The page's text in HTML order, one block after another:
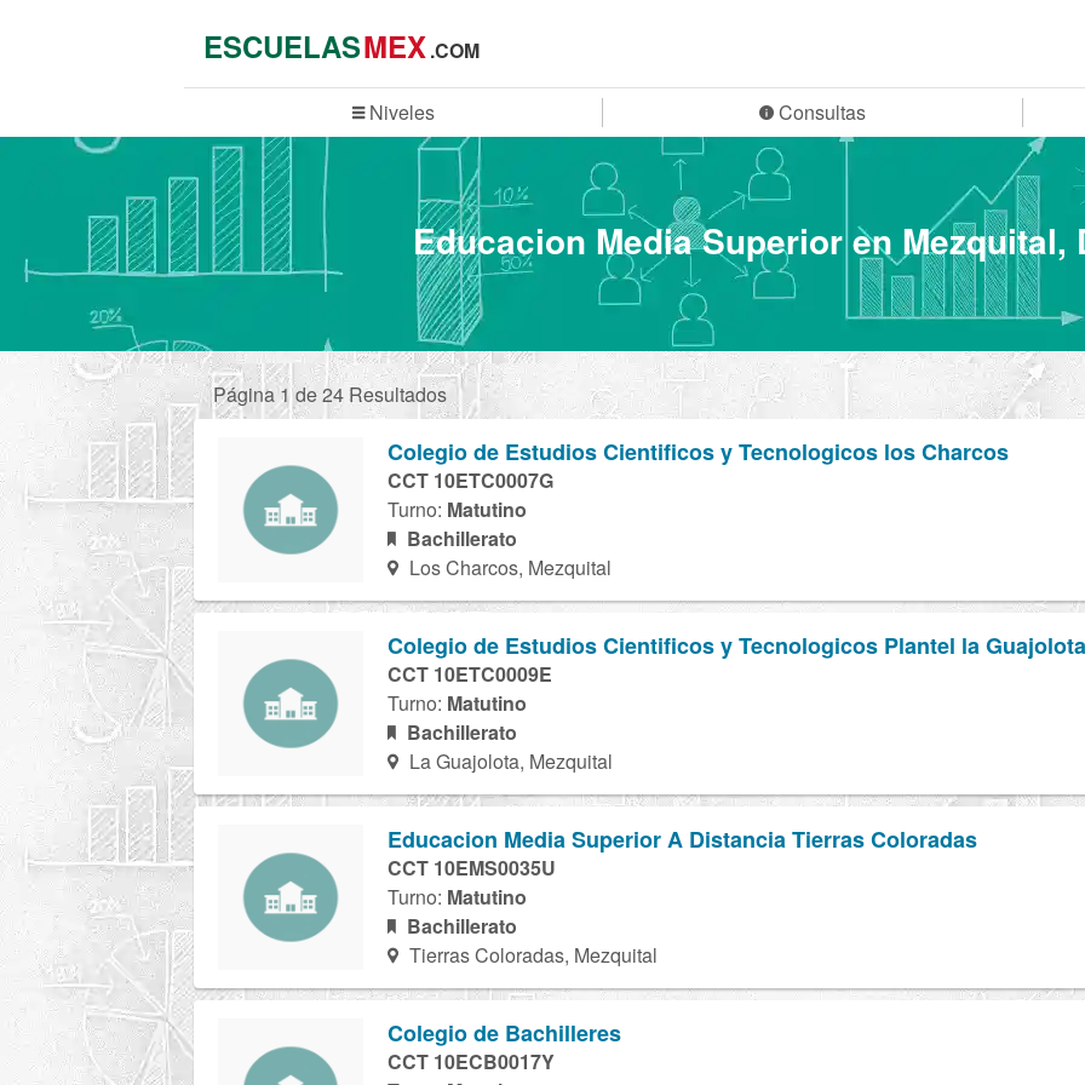
ESCUELASMEX.COM
Niveles Consultas
Educacion Media Superior en Mezquital,
Página 1 de 24 Resultados
Colegio de Estudios Cientificos y Tecnologicos los Charcos
CCT 10ETC0007G
Turno: Matutino
Bachillerato
Los Charcos, Mezquital
Colegio de Estudios Cientificos y Tecnologicos Plantel la Guajolota
CCT 10ETC0009E
Turno: Matutino
Bachillerato
La Guajolota, Mezquital
Educacion Media Superior A Distancia Tierras Coloradas
CCT 10EMS0035U
Turno: Matutino
Bachillerato
Tierras Coloradas, Mezquital
Colegio de Bachilleres
CCT 10ECB0017Y